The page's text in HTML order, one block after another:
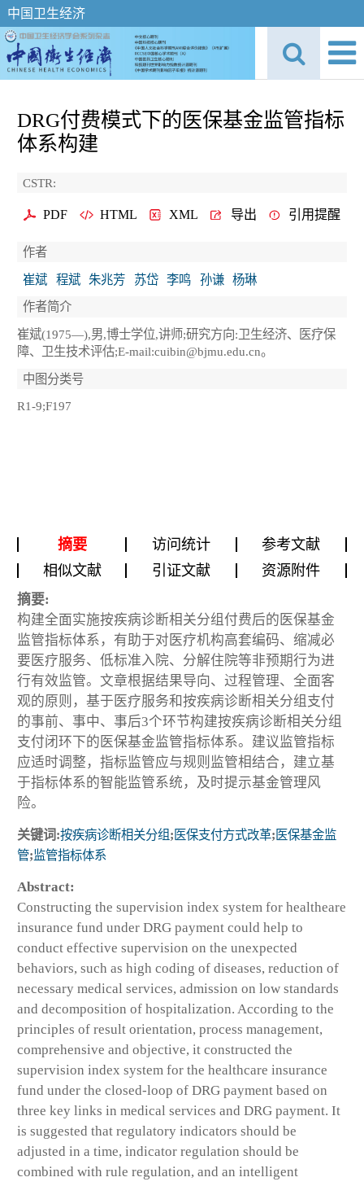
中国卫生经济
DRG付费模式下的医保基金监管指标
体系构建
CSTR:
PDF HTML XML 导出 引用提醒
作者
崔斌
程斌 朱兆芳 苏岱 李鸣 孙谦
杨琳
作者简介
崔斌(1975—),男,博士学位,讲师;研究方向:卫生经济、医疗保
障、卫生技术评估;E-mail:cuibin@bjmu.edu.cn。
中图分类号
R1-9;F197
摘要 访问统计
参考文献
相似文献
引证文献 资源附件
摘要:
构建全面实施按疾病诊断相关分组付费后的医保基金
监管指标体系，有助于对医疗机构高套编码、缩减必
要医疗服务、低标准入院、分解住院等非预期行为进
行有效监管。文章根据结果导向、过程管理、全面客
观的原则，基于医疗服务和按疾病诊断相关分组支付
的事前、事中、事后3个环节构建按疾病诊断相关分组
支付闭环下的医保基金监管指标体系。建议监管指标
应适时调整，指标监管应与规则监管相结合，建立基
于指标体系的智能监管系统，及时提示基金管理风
险。
关键词:按疾病诊断相关分组; 医保支付方式改革; 医保基金监
管;监管指标体系
Abstract:
Constructing the supervision index system for healtheare
insurance fund under DRG payment could help to
conduct effective supervision on the unexpected
behaviors, such as high coding of diseases, reduction of
necessary medical services, admission on low standards
and decomposition of hospitalization. According to the
principles of result orientation, process management,
comprehensive and objective, it constructed the
supervision index system for the healthcare insurance
fund under the closed-loop of DRG payment based on
three key links in medical services and DRG payment. It
is suggested that regulatory indicators should be
adjusted in a time, indicator regulation should be
combined with rule regulation, and an intelligent